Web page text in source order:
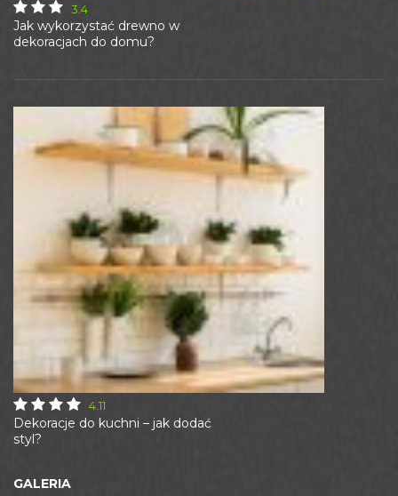
Jak wykorzystać drewno w
dekoracjach do domu?
3.4
Dekoracje do kuchni – jak dodać
styl?
4.11
GALERIA